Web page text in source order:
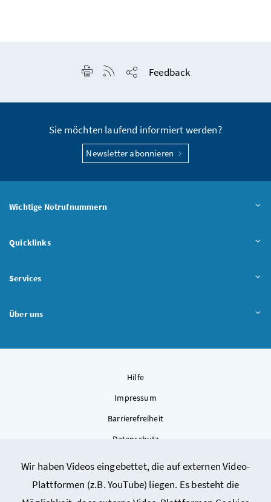
Wir haben Videos eingebettet, die auf externen Video-
Plattformen (z.B. YouTube) liegen. Es besteht die
Seite drucken
RSS-Feed anzeigen
Feedback
Sie möchten laufend informiert werden?
Newsletter abonnieren
Wichtige Notrufnummern
Quicklinks
Services
Über uns
Hilfe
Impressum
Barrierefreiheit
Datenschutz
Sitemap